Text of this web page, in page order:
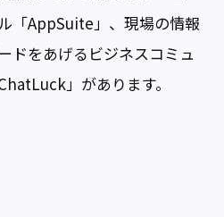
「AppSuite」、現場の情報
ドをあげるビジネスコミュ
」があります。